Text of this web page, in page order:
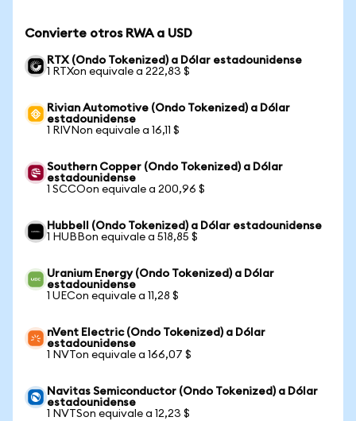
Convierte otros RWA a USD
RTX (Ondo Tokenized) a Dólar estadounidense
1 RTXon equivale a 222,83 $
Rivian Automotive (Ondo Tokenized) a Dólar
estadounidense
1 RIVNon equivale a 16,11 $
Southern Copper (Ondo Tokenized) a Dólar
estadounidense
1 SCCOon equivale a 200,96 $
Hubbell (Ondo Tokenized) a Dólar estadounidense
1 HUBBon equivale a 518,85 $
Uranium Energy (Ondo Tokenized) a Dólar
estadounidense
1 UECon equivale a 11,28 $
nVent Electric (Ondo Tokenized) a Dólar
estadounidense
1 NVTon equivale a 166,07 $
Navitas Semiconductor (Ondo Tokenized) a Dólar
estadounidense
1 NVTSon equivale a 12,23 $